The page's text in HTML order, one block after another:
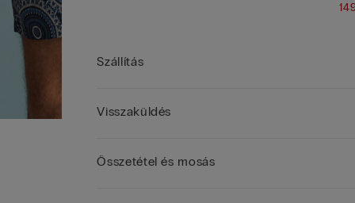
Szállítás
Visszaküldés
Összetétel és mosás